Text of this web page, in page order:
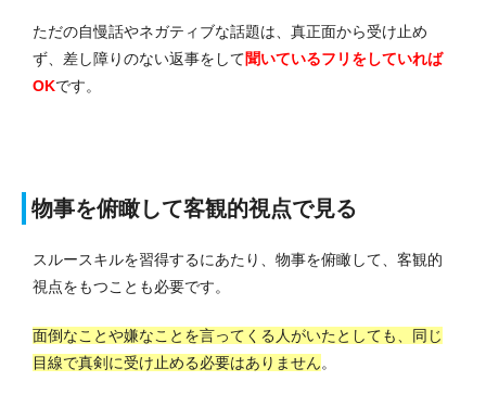
ただの自慢話やネガティブな話題は、真正面から受け止め
ず、差し障りのない返事をして聞いているフリをしていれば
OKです。
物事を俯瞰して客観的視点で見る
スルースキルを習得するにあたり、物事を俯瞰して、客観的
視点をもつことも必要です。
面倒なことや嫌なことを言ってくる人がいたとしても、同じ
目線で真剣に受け止める必要はありません。